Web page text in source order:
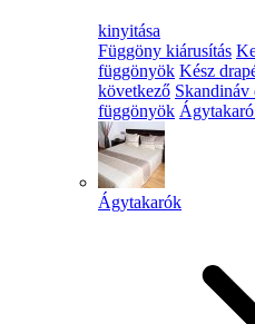
kinyitása
Függöny kiárusítás
függönyök Kész
következő Skandináv
függönyök
Ágytakarók